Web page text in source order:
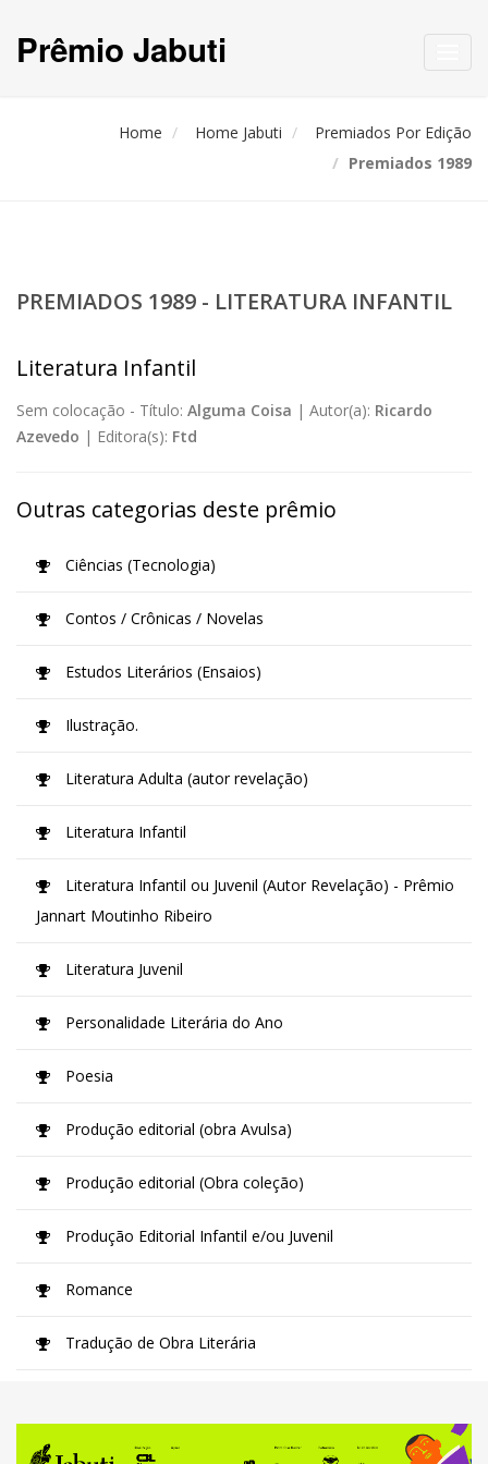
Prêmio Jabuti
Home Home Jabuti
Premiados Por Edição
Premiados 1989
PREMIADOS 1989 - LITERATURA INFANTIL
Literatura Infantil
Sem colocação - Título: Alguma Coisa | Autor(a): Ricardo
Azevedo | Editora(s): Ftd
Outras categorias deste prêmio
Ciências (Tecnologia)
Contos / Crônicas / Novelas
Estudos Literários (Ensaios)
Ilustração.
Literatura Adulta (autor revelação)
Literatura Infantil
Literatura Infantil ou Juvenil (Autor Revelação) - Prêmio
Jannart Moutinho Ribeiro
Literatura Juvenil
Personalidade Literária do Ano
Poesia
Produção editorial (obra Avulsa)
Produção editorial (Obra coleção)
Produção Editorial Infantil e/ou Juvenil
Romance
Tradução de Obra Literária